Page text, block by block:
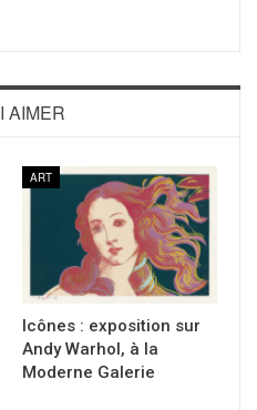
AIMER
ART
Icônes : exposition sur
Andy Warhol, à la
Moderne Galerie